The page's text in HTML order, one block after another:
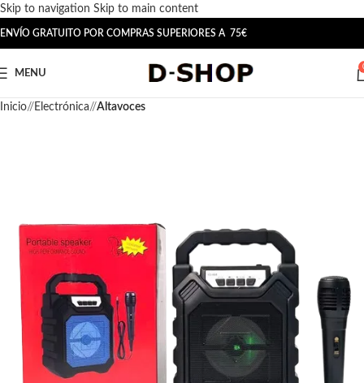
Skip to navigation Skip to main content
ENVÍO GRATUITO POR COMPRAS SUPERIORES A 75€
MENU
Inicio/ Electrónica/ Altavoces